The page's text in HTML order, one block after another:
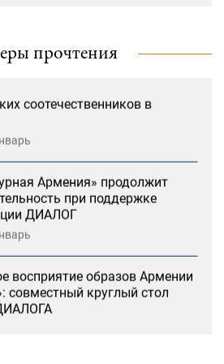
прочтения
соотечественников в
Армения» продолжит
при поддержке
ДИАЛОГ
восприятие образов Армении
совместный круглый стол